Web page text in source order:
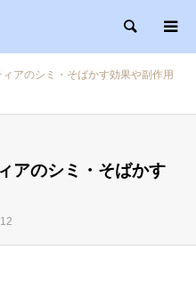
検索
アのシミ・そばかす効果や副作用
アのシミ・そばかす